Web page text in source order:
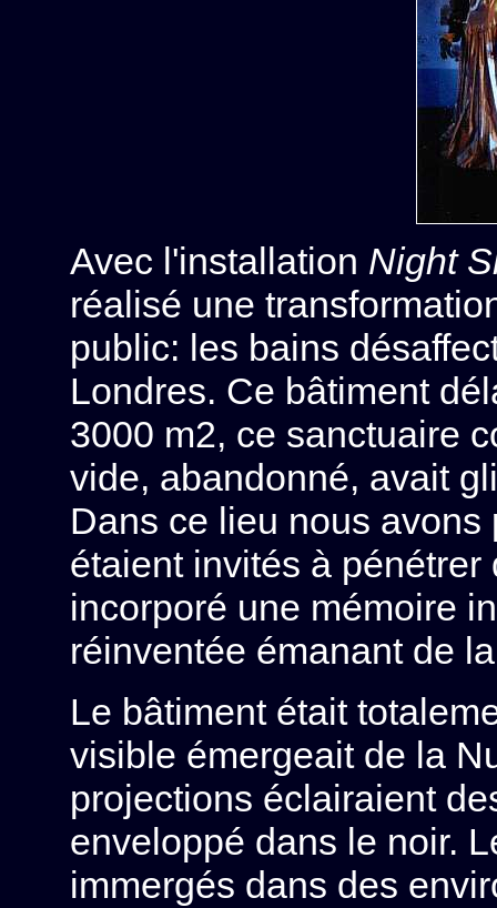
Avec l'installation Night
réalisé une
public: les bains
Londres. Ce bâtiment
3000 m2, ce sanctuaire
vide, abandonné, avait
Dans ce lieu nous
étaient invités à
incorporé une mémoire
réinventée émanant de
Le bâtiment était
visible émergeait de la
projections éclairaient
enveloppé dans le noir.
immergés dans des